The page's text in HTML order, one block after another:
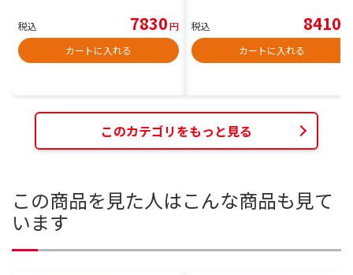
税込 7830円
カートに入れる
税込 8410
カートに入れる
このカテゴリをもっと見る
この商品を見た人はこんな商品も見て
います